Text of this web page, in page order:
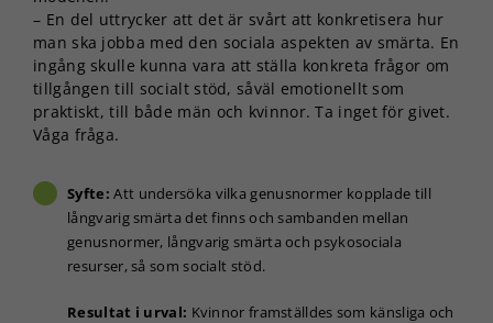
– En del uttrycker att det är svårt att konkretisera hur
man ska jobba med den sociala aspekten av smärta. En
ingång skulle kunna vara att ställa konkreta frågor om
tillgången till socialt stöd, såväl emotionellt som
praktiskt, till både män och kvinnor. Ta inget för givet.
Våga fråga.
Syfte: Att undersöka vilka genusnormer kopplade till
långvarig smärta det finns och sambanden mellan
genusnormer, långvarig smärta och psykosociala
resurser, så som socialt stöd.
Resultat i urval: Kvinnor framställdes som känsliga och